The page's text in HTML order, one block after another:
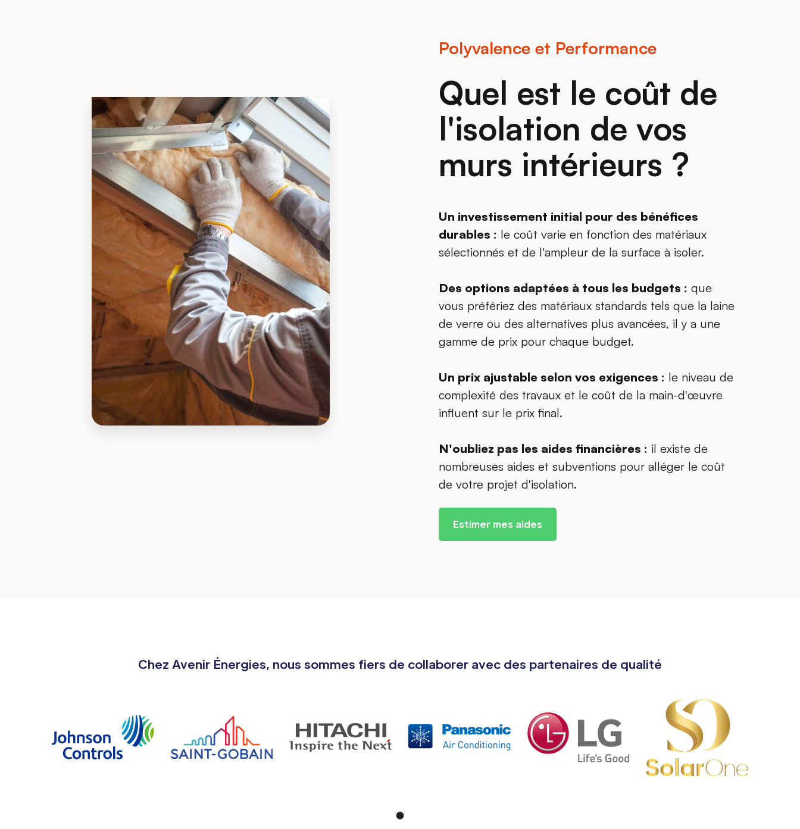
Polyvalence et Performance
Quel est le coût de
l'isolation de vos
murs intérieurs ?
Un investissement initial pour des bénéfices
durables : le coût varie en fonction des matériaux
sélectionnés et de l'ampleur de la surface à isoler.
Des options adaptées à tous les budgets : que
vous préfériez des matériaux standards tels que la laine
de verre ou des alternatives plus avancées, il y a une
gamme de prix pour chaque budget.
Un prix ajustable selon vos exigences : le niveau de
complexité des travaux et le coût de la main-d'œuvre
influent sur le prix final.
N'oubliez pas les aides financières : il existe de
nombreuses aides et subventions pour alléger le coût
de votre projet d'isolation.
Estimer mes aides
Chez Avenir Énergies, nous sommes fiers de collaborer avec des partenaires de qualité